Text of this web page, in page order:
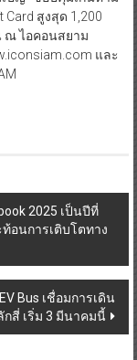
Card สูงสุด 1,200
ณ ไอคอนสยาม
และ
2025 เป็นปีที่
อนการเติบโตทาง
Bus เชื่อมการเดิน
สี่ เริ่ม 3 มีนาคมนี้